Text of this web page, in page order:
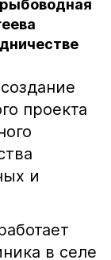
проекта
и
в селе